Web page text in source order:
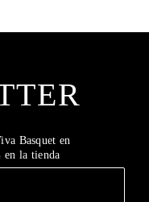
Basquet en
la tienda